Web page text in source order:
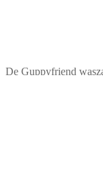
De Guppyfriend